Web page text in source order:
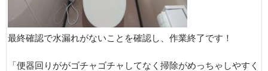
最終確認で水漏れがないことを確認し、作業終了です！
「便器回りががゴチャゴチャしてなく掃除がめっちゃしやすく